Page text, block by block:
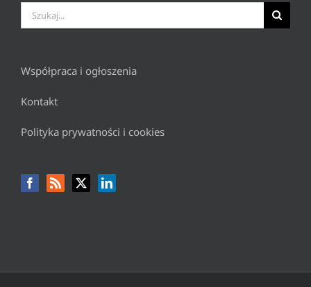
Szukaj
Współpraca i ogłoszenia
Kontakt
Polityka prywatności i cookies